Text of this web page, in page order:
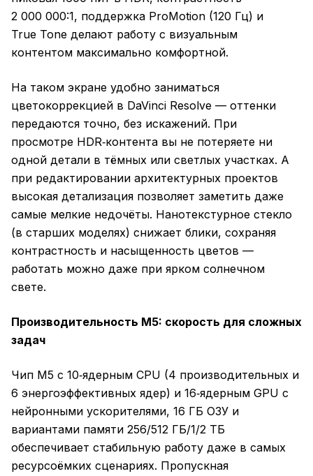
2 000 000:1, поддержка ProMotion (120 Гц) и
True Tone делают работу с визуальным
контентом максимально комфортной.
На таком экране удобно заниматься
цветокоррекцией в DaVinci Resolve — оттенки
передаются точно, без искажений. При
просмотре HDR‑контента вы не потеряете ни
одной детали в тёмных или светлых участках. А
при редактировании архитектурных проектов
высокая детализация позволяет заметить даже
самые мелкие недочёты. Нанотекстурное стекло
(в старших моделях) снижает блики, сохраняя
контрастность и насыщенность цветов —
работать можно даже при ярком солнечном
свете.
Производительность M5: скорость для сложных
задач
Чип M5 с 10‑ядерным CPU (4 производительных и
6 энергоэффективных ядер) и 16‑ядерным GPU с
нейронными ускорителями, 16 ГБ ОЗУ и
вариантами памяти 256/512 ГБ/1/2 ТБ
обеспечивает стабильную работу даже в самых
ресурсоёмких сценариях. Пропускная